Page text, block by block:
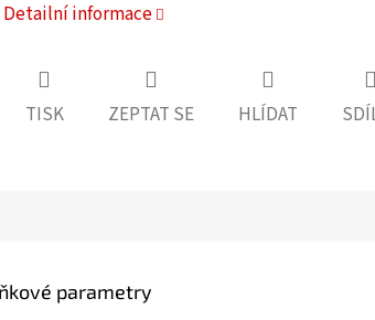
Detailní informace
TISK ZEPTAT SE HLÍDAT
parametry